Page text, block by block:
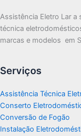
Assistência Eletro Lar a
técnica
marcas e modelos em
Serviços
Assistência Técnica
Conserto
Conversão de Fogão
Instalação